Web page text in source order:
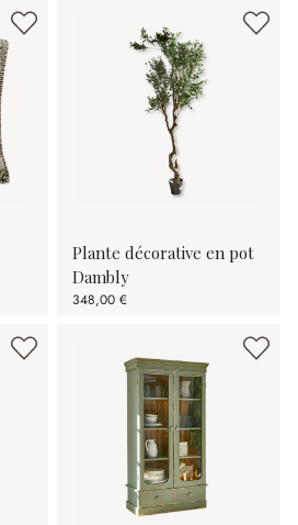
Plante décorative en pot
Dambly
348,00 €